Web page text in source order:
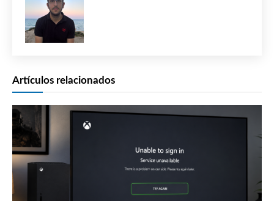
Artículos relacionados